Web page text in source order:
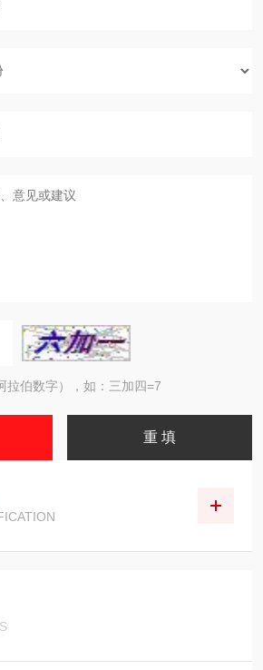
拉伯数字），如：三加四=7